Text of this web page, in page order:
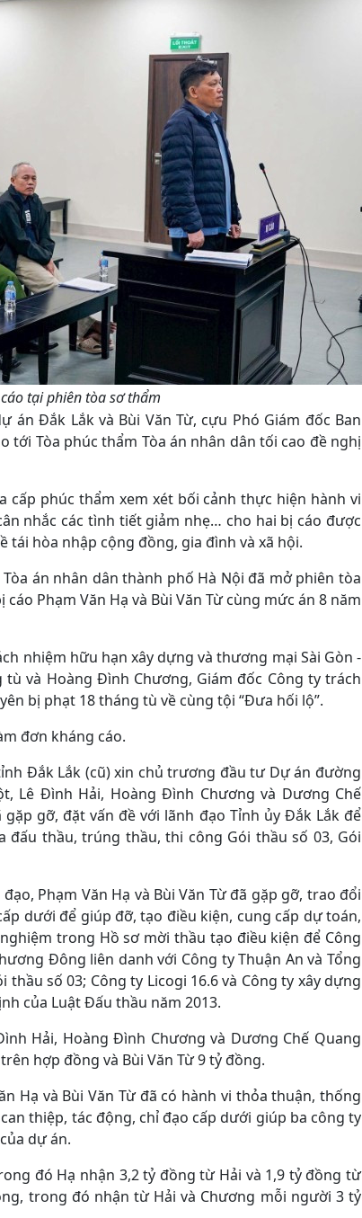
tại phiên tòa sơ thẩm
án Đắk Lắk và Bùi Văn Từ, cựu Phó Giám đốc Ban
tới Tòa phúc thẩm Tòa án nhân dân tối cao đề nghị
cấp phúc thẩm xem xét bối cảnh thực hiện hành vi
nhắc các tình tiết giảm nhẹ… cho hai bị cáo được
hòa nhập cộng đồng, gia đình và xã hội.
án nhân dân thành phố Hà Nội đã mở phiên tòa
Phạm Văn Hạ và Bùi Văn Từ cùng mức án 8 năm
nhiệm hữu hạn xây dựng và thương mại Sài Gòn -
và Hoàng Đình Chương, Giám đốc Công ty trách
bị phạt 18 tháng tù về cùng tội “Đưa hối lộ”.
đơn kháng cáo.
Đắk Lắk (cũ) xin chủ trương đầu tư Dự án đường
Lê Đình Hải, Hoàng Đình Chương và Dương Chế
gỡ, đặt vấn đề với lãnh đạo Tỉnh ủy Đắk Lắk để
thầu, trúng thầu, thi công Gói thầu số 03, Gói
Phạm Văn Hạ và Bùi Văn Từ đã gặp gỡ, trao đổi
dưới để giúp đỡ, tạo điều kiện, cung cấp dự toán,
trong Hồ sơ mời thầu tạo điều kiện để Công
Đông liên danh với Công ty Thuận An và Tổng
số 03; Công ty Licogi 16.6 và Công ty xây dựng
của Luật Đấu thầu năm 2013.
Hải, Hoàng Đình Chương và Dương Chế Quang
hợp đồng và Bùi Văn Từ 9 tỷ đồng.
Hạ và Bùi Văn Từ đã có hành vi thỏa thuận, thống
thiệp, tác động, chỉ đạo cấp dưới giúp ba công ty
dự án.
đó Hạ nhận 3,2 tỷ đồng từ Hải và 1,9 tỷ đồng từ
trong đó nhận từ Hải và Chương mỗi người 3 tỷ